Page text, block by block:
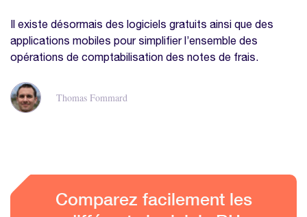
Il existe désormais des logiciels gratuits ainsi que des
applications mobiles pour simplifier l’ensemble des
opérations de comptabilisation des notes de frais.
Thomas Fommard
Comparez facilement les